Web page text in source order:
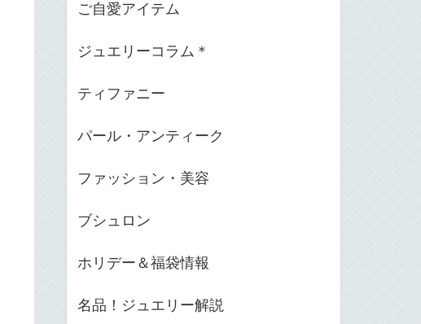
ご自愛アイテム
ジュエリーコラム＊
ティファニー
パール・アンティーク
ファッション・美容
ブシュロン
ホリデー＆福袋情報
名品！ジュエリー解説